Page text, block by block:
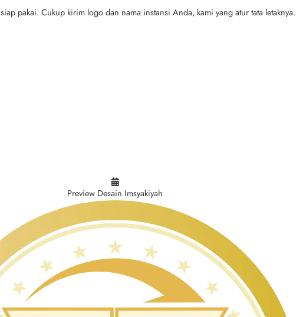
siap pakai. Cukup kirim logo dan nama instansi Anda, kami yang atur tata letaknya.
Preview Desain Imsyakiyah